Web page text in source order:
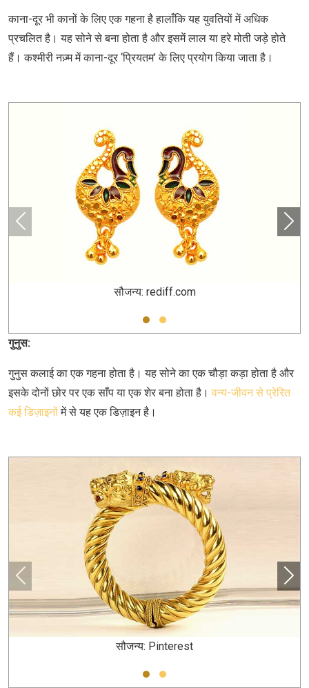
काना-दूर भी कानों के लिए एक गहना है हालाँकि यह युवतियों में अधिक
प्रचलित है। यह सोने से बना होता है और इसमें लाल या हरे मोती जड़े होते
हैं। कश्मीरी नज़्म में काना-दूर ‘प्रियतम’ के लिए प्रयोग किया जाता है।
सौजन्य: rediff.com
गुनुस:
गुनुस कलाई का एक गहना होता है। यह सोने का एक चौड़ा कड़ा होता है और
इसके दोनों छोर पर एक साँप या एक शेर बना होता है। वन्य-जीवन से प्रेरित
कई डिज़ाइनोंमें से यह एक डिज़ाइन है।
सौजन्य: Pinterest